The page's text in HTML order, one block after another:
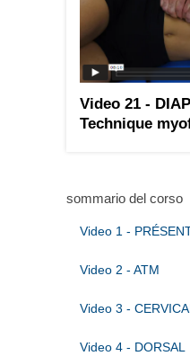
Video 21 -
Technique
sommario del corso
Video 1 -
Video 2 - ATM
Video 3 -
Video 4 - DORSAL